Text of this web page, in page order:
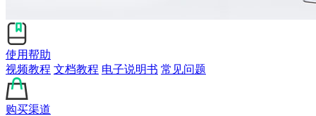
使用帮助
视频教程 文档教程 电子说明书 常见问题
购买渠道